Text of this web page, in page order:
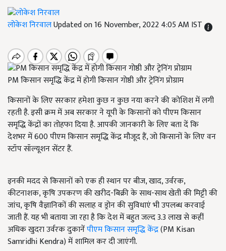
लोकेश निरवालUpdated on 16 November, 2022 4:05 AM IST
PM किसान समृद्धि केंद्र में होगी किसान गोष्ठी और ट्रेनिंग प्रोग्राम
किसानों के लिए सरकार हमेशा कुछ न कुछ नया करने की कोशिश में लगी
रहती है. इसी क्रम में अब सरकार ने यूपी के किसानों को पीएम किसान
समृद्धि केंद्रों का तोहफा दिया है. आपकी जानकारी के लिए बता दें कि
देशभर में 600 पीएम किसान समृद्धि केंद्र मौजूद हैं, जो किसानों के लिए वन
स्टॉप सॉल्यूशन सेंटर हैं.
इनकी मदद से किसानों को एक ही स्थान पर बीज, खाद, उर्वरक,
कीटनाशक, कृषि उपकरण की खरीद-बिक्री के साथ-साथ खेती की मिट्टी की
जांच, कृषि वैज्ञानिकों की सलाह व ड्रोन की सुविधाएं भी उपलब्ध करवाई
जाती हैं. यह भी बताया जा रहा है कि देश में बहुत जल्द 3.3 लाख से कहीं
अधिक खुदरा उर्वरक दुकानेंपीएम किसान समृद्धि केंद्र(PM Kisan
Samridhi Kendra) में शामिल कर दी जाएंगी.